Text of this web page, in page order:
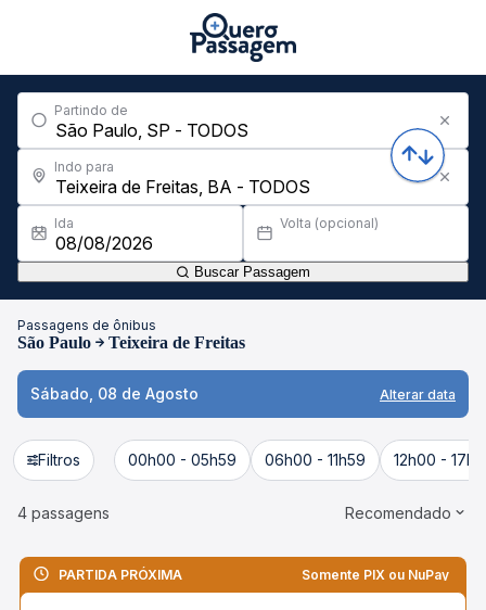
Partindo de
Indo para
Ida Volta (opcional)
Buscar Passagem
Passagens de ônibus
São Paulo Teixeira de Freitas
Sábado, 08 de Agosto Alterar data
Filtros 00h00 - 05h59 06h00 - 11h59 12h00 -
4 passagens Recomendado
PARTIDA PRÓXIMA Somente PIX ou NuPay